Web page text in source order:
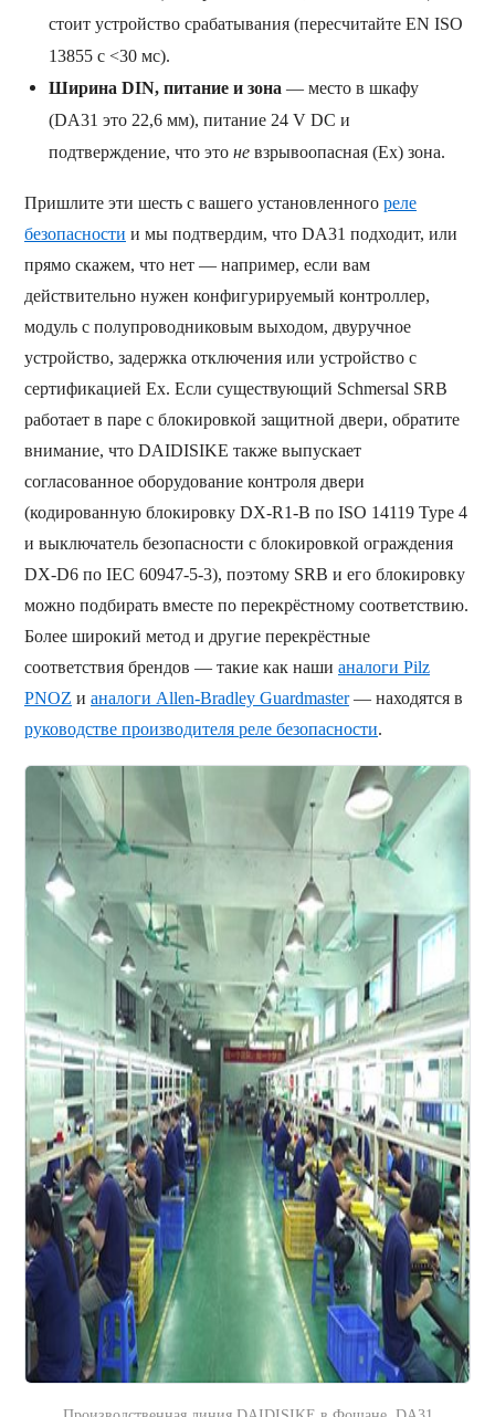
стоит устройство срабатывания (пересчитайте EN ISO
13855 с <30 мс).
Ширина DIN, питание и зона — место в шкафу
(DA31 это 22,6 мм), питание 24 V DC и
подтверждение, что это не взрывоопасная (Ex) зона.
Пришлите эти шесть с вашего установленного реле
безопасности и мы подтвердим, что DA31 подходит, или
прямо скажем, что нет — например, если вам
действительно нужен конфигурируемый контроллер,
модуль с полупроводниковым выходом, двуручное
устройство, задержка отключения или устройство с
сертификацией Ex. Если существующий Schmersal SRB
работает в паре с блокировкой защитной двери, обратите
внимание, что DAIDISIKE также выпускает
согласованное оборудование контроля двери
(кодированную блокировку DX-R1-B по ISO 14119 Type 4
и выключатель безопасности с блокировкой ограждения
DX-D6 по IEC 60947-5-3), поэтому SRB и его блокировку
можно подбирать вместе по перекрёстному соответствию.
Более широкий метод и другие перекрёстные
соответствия брендов — такие как наши аналоги Pilz
PNOZ и аналоги Allen-Bradley Guardmaster — находятся в
руководстве производителя реле безопасности.